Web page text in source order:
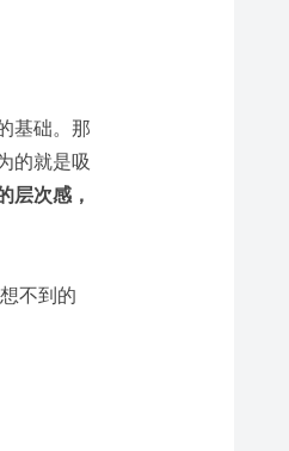
基础。那
的就是吸
层次感，
不到的